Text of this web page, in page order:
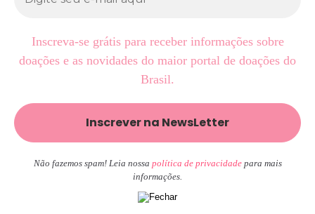
Inscreva-se grátis para receber informações sobre
doações e as novidades do maior portal de doações do
Brasil.
Não fazemos spam! Leia nossa política de privacidadepara mais
informações.